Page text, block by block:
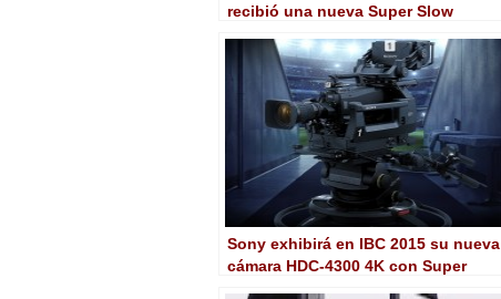
recibió una nueva Super Slow
Sony exhibirá en IBC 2015 su nueva
cámara HDC-4300 4K con Super